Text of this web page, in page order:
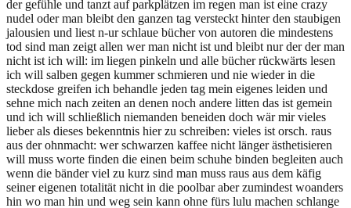
der gefühle und tanzt auf parkplätzen im regen man ist eine crazy
nudel oder man bleibt den ganzen tag versteckt hinter den staubigen
jalousien und liest n-ur schlaue bücher von autoren die mindestens
tod sind man zeigt allen wer man nicht ist und bleibt nur der der man
nicht ist ich will: im liegen pinkeln und alle bücher rückwärts lesen
ich will salben gegen kummer schmieren und nie wieder in die
steckdose greifen ich behandle jeden tag mein eigenes leiden und
sehne mich nach zeiten an denen noch andere litten das ist gemein
und ich will schließlich niemanden beneiden doch wär mir vieles
lieber als dieses bekenntnis hier zu schreiben: vieles ist orsch. raus
aus der ohnmacht: wer schwarzen kaffee nicht länger ästhetisieren
will muss worte finden die einen beim schuhe binden begleiten auch
wenn die bänder viel zu kurz sind man muss raus aus dem käfig
seiner eigenen totalität nicht in die poolbar aber zumindest woanders
hin wo man hin und weg sein kann ohne fürs lulu machen schlange